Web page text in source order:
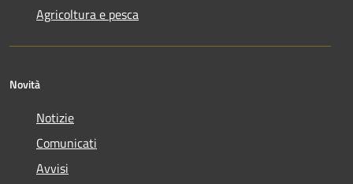
Agricoltura e pesca
Novità
Notizie
Comunicati
Avvisi